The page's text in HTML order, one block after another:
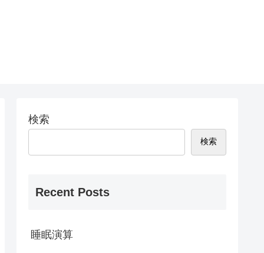
検索
検索
Recent Posts
睡眠演算